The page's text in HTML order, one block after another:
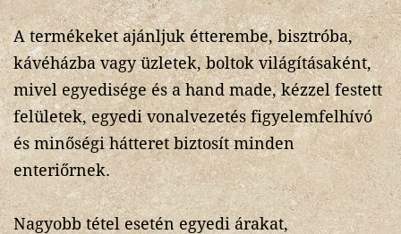
A termékeket ajánljuk étterembe, bisztróba,
kávéházba vagy üzletek, boltok világításaként,
mivel egyedisége és a hand made, kézzel festett
felületek, egyedi vonalvezetés figyelemfelhívó
és minőségi hátteret biztosít minden
enteriőrnek.
Nagyobb tétel esetén egyedi árakat,